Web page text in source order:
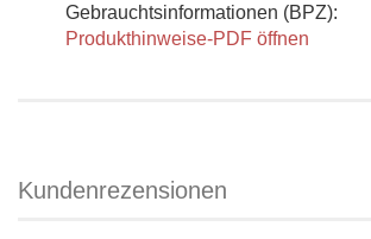
Gebrauchtsinformationen (BPZ):
Produkthinweise-PDF öffnen
Kundenrezensionen